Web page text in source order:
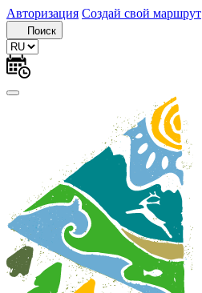
Авторизация Создай свой маршрут
Поиск